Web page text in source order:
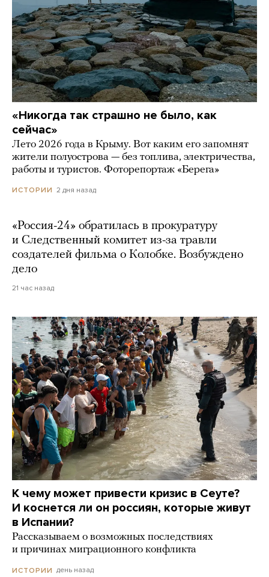
«Никогда так страшно не было, как
сейчас»
Лето 2026 года в Крыму. Вот каким его запомнят
жители полуострова — без топлива, электричества,
работы и туристов. Фоторепортаж «Берега»
ИСТОРИИ 2 дня назад
«Россия-24» обратилась в прокуратуру
и Следственный комитет из-за травли
создателей фильма о Колобке. Возбуждено
дело
21 час назад
К чему может привести кризис в Сеуте?
И коснется ли он россиян, которые живут
в Испании?
Рассказываем о возможных последствиях
и причинах миграционного конфликта
ИСТОРИИ день назад